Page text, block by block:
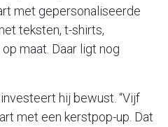
met gepersonaliseerde
teksten, t-shirts,
maat. Daar ligt nog
hij bewust. “Vijf
met een kerstpop-up. Dat